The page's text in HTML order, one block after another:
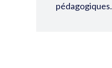
pédagogiques.